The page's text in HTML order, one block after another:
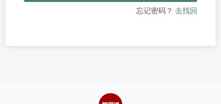
忘记密码？ 去找回